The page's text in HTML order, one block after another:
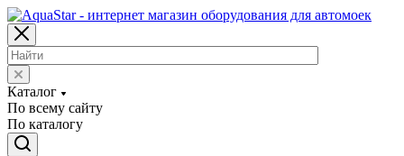
Каталог
По всему сайту
По каталогу